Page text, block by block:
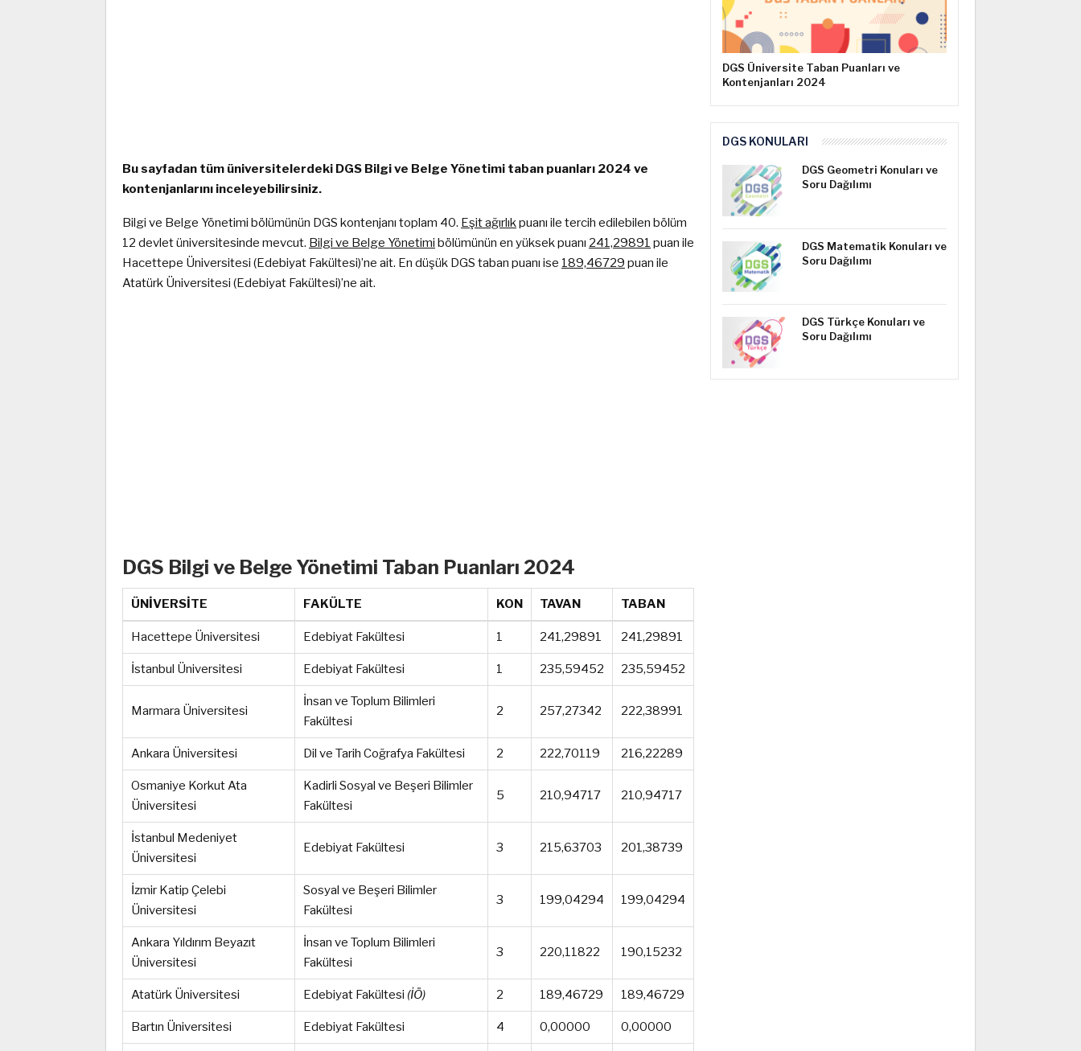
Bu sayfadan tüm üniversitelerdeki DGS Bilgi ve Belge Yönetimi taban puanları 2024 ve
kontenjanlarını inceleyebilirsiniz.
Bilgi ve Belge Yönetimi bölümünün DGS kontenjanı toplam 40. Eşit ağırlıkpuanı ile tercih edilebilen bölüm
12 devlet üniversitesinde mevcut. Bilgi ve Belge Yönetimi bölümünün en yüksek puanı 241,29891 puan ile
Hacettepe Üniversitesi (Edebiyat Fakültesi)’ne ait. En düşük DGS taban puanı ise 189,46729 puan ile
Atatürk Üniversitesi (Edebiyat Fakültesi)’ne ait.
DGS Bilgi ve Belge Yönetimi Taban Puanları 2024
ÜNİVERSİTE FAKÜLTE KON TAVAN TABAN
Hacettepe Üniversitesi Edebiyat Fakültesi 1 241,29891 241,29891
İstanbul Üniversitesi Edebiyat Fakültesi 1 235,59452 235,59452
Marmara Üniversitesi
İnsan ve Toplum Bilimleri
Fakültesi
2 257,27342 222,38991
Ankara Üniversitesi Dil ve Tarih Coğrafya Fakültesi 2 222,70119 216,22289
Osmaniye Korkut Ata
Üniversitesi
Kadirli Sosyal ve Beşeri Bilimler
Fakültesi
5 210,94717 210,94717
İstanbul Medeniyet
Üniversitesi
Edebiyat Fakültesi 3 215,63703 201,38739
İzmir Katip Çelebi
Üniversitesi
Sosyal ve Beşeri Bilimler
Fakültesi
3 199,04294 199,04294
Ankara Yıldırım Beyazıt
Üniversitesi
İnsan ve Toplum Bilimleri
Fakültesi
3 220,11822 190,15232
Atatürk Üniversitesi Edebiyat Fakültesi (İÖ) 2 189,46729 189,46729
Bartın Üniversitesi Edebiyat Fakültesi 4 0,00000 0,00000
DGS Üniversite Taban Puanları ve
Kontenjanları 2024
DGS KONULARI
DGS Geometri Konuları ve
Soru Dağılımı
DGS Matematik Konuları ve
Soru Dağılımı
DGS Türkçe Konuları ve
Soru Dağılımı